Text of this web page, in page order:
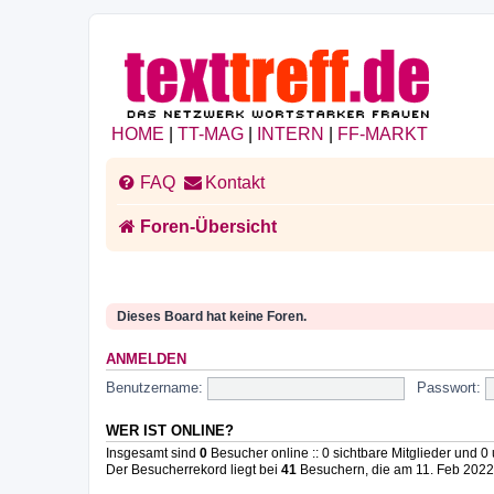
HOME TT-MAG INTERN FF-MARKT
FAQ Kontakt
Foren-Übersicht
Dieses Board hat keine Foren.
ANMELDEN
Benutzername: Passwort:
WER IST ONLINE?
Insgesamt sind 0 Besucher online :: 0 sichtbare Mitglieder und
Der Besucherrekord liegt bei 41 Besuchern, die am 11. Feb